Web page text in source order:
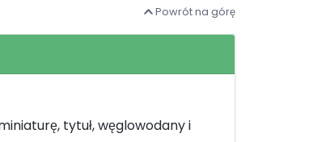
Powrót na górę
tytuł, węglowodany i